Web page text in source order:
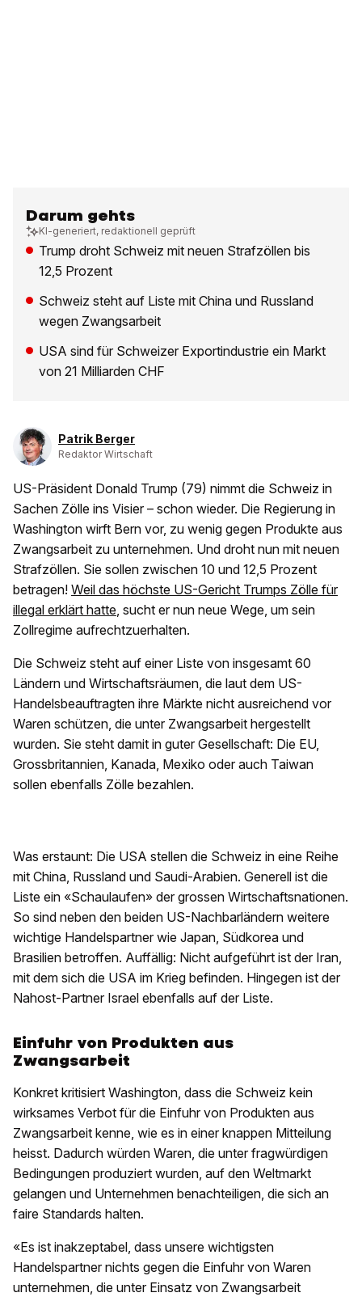
Darum gehts
KI-generiert, redaktionell geprüft
Trump droht Schweiz mit neuen Strafzöllen bis
12,5 Prozent
Schweiz steht auf Liste mit China und Russland
wegen Zwangsarbeit
USA sind für Schweizer Exportindustrie ein Markt
von 21 Milliarden CHF
Patrik Berger
Redaktor Wirtschaft
US-Präsident Donald Trump (79) nimmt die Schweiz in
Sachen Zölle ins Visier – schon wieder. Die Regierung in
Washington wirft Bern vor, zu wenig gegen Produkte aus
Zwangsarbeit zu unternehmen. Und droht nun mit neuen
Strafzöllen. Sie sollen zwischen 10 und 12,5 Prozent
betragen! Weil das höchste US-Gericht Trumps Zölle für
illegal erklärt hatte, sucht er nun neue Wege, um sein
Zollregime aufrechtzuerhalten.
Die Schweiz steht auf einer Liste von insgesamt 60
Ländern und Wirtschaftsräumen, die laut dem US-
Handelsbeauftragten ihre Märkte nicht ausreichend vor
Waren schützen, die unter Zwangsarbeit hergestellt
wurden. Sie steht damit in guter Gesellschaft: Die EU,
Grossbritannien, Kanada, Mexiko oder auch Taiwan
sollen ebenfalls Zölle bezahlen.
Was erstaunt: Die USA stellen die Schweiz in eine Reihe
mit China, Russland und Saudi-Arabien. Generell ist die
Liste ein «Schaulaufen» der grossen Wirtschaftsnationen.
So sind neben den beiden US-Nachbarländern weitere
wichtige Handelspartner wie Japan, Südkorea und
Brasilien betroffen. Auffällig: Nicht aufgeführt ist der Iran,
mit dem sich die USA im Krieg befinden. Hingegen ist der
Nahost-Partner Israel ebenfalls auf der Liste.
Einfuhr von Produkten aus
Zwangsarbeit
Konkret kritisiert Washington, dass die Schweiz kein
wirksames Verbot für die Einfuhr von Produkten aus
Zwangsarbeit kenne, wie es in einer knappen Mitteilung
heisst. Dadurch würden Waren, die unter fragwürdigen
Bedingungen produziert wurden, auf den Weltmarkt
gelangen und Unternehmen benachteiligen, die sich an
faire Standards halten.
«Es ist inakzeptabel, dass unsere wichtigsten
Handelspartner nichts gegen die Einfuhr von Waren
unternehmen, die unter Einsatz von Zwangsarbeit